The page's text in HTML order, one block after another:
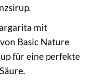
mit
Basic Nature
für eine perfekte